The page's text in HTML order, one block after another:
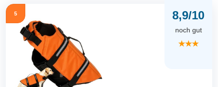
5 8,9/10
noch gut
★★★